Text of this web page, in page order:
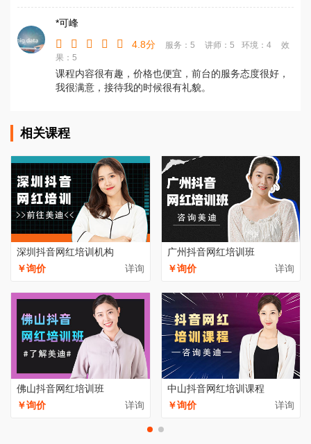
*可峰
4.8分
服务：5 讲师：5 环境：4
效
果：5
课程内容很有趣，价格也便宜，前台的服务态度很好，
我很满意，接待我的时候很有礼貌。
相关课程
深圳抖音网红培训机构
￥询价
详询
广州抖音网红培训班
￥询价
详询
佛山抖音网红培训班
￥询价
详询
中山抖音网红培训课程
￥询价
详询